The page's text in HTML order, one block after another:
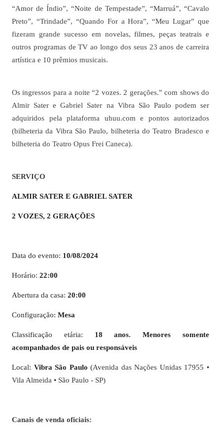
“Amor de Índio”, “Noite de Tempestade”, “Marruá”, “Cavalo
Preto”, “Trindade”, “Quando For a Hora”, “Meu Lugar” que
fizeram grande sucesso em novelas, filmes, peças teatrais e
outros programas de TV ao longo dos seus 23 anos de carreira
artística e 10 prêmios musicais.
Os ingressos para a noite “2 vozes. 2 gerações.” com shows do
Almir Sater e Gabriel Sater na Vibra São Paulo podem ser
adquiridos pela plataforma uhuu.com e pontos autorizados
(bilheteria da Vibra São Paulo, bilheteria do Teatro Bradesco e
bilheteria do Teatro Opus Frei Caneca).
SERVIÇO
ALMIR SATER E GABRIEL SATER
2 VOZES, 2 GERAÇÕES
Data do evento: 10/08/2024
Horário: 22:00
Abertura da casa: 20:00
Configuração: Mesa
Classificação etária: 18 anos. Menores somente
acompanhados de pais ou responsáveis
Local: Vibra São Paulo(Avenida das Nações Unidas 17955 •
Vila Almeida • São Paulo - SP)
Canais de venda oficiais: